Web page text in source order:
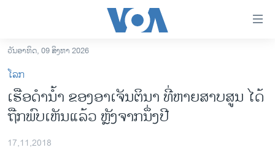
ເຂົ້າ
ຫາ
ຂ້າມ
ຂ້າມ
ຂ້າມ
ຫາ
ລາວ
ອາເມຣິກາ
ການເລືອກຕັ້ງ ປະທານາທີບໍດີ ສະຫະລັດ 2024
ຂ່າວ​ຈີນ
ວັນອາທິດ, 09 ສິງຫາ 2026
ໂລກ
ເຮືອດຳນ້ຳ ຂອງອາເຈັນຕິນາ ທີ່ຫາຍສາບສູນ ໄດ້
ຖືກພົບເຫັນແລ້ວ ຫຼັງຈາກນຶ່ງປີ
17,11,2018